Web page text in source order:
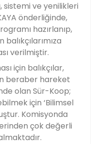
sistemi ve yenilikleri
önderliğinde,
hazırlanıp,
verilmiştir.
için balıkçılar,
beraber hareket
olan Sür-Koop;
için ‘Bilimsel
Komisyonda
çok değerli